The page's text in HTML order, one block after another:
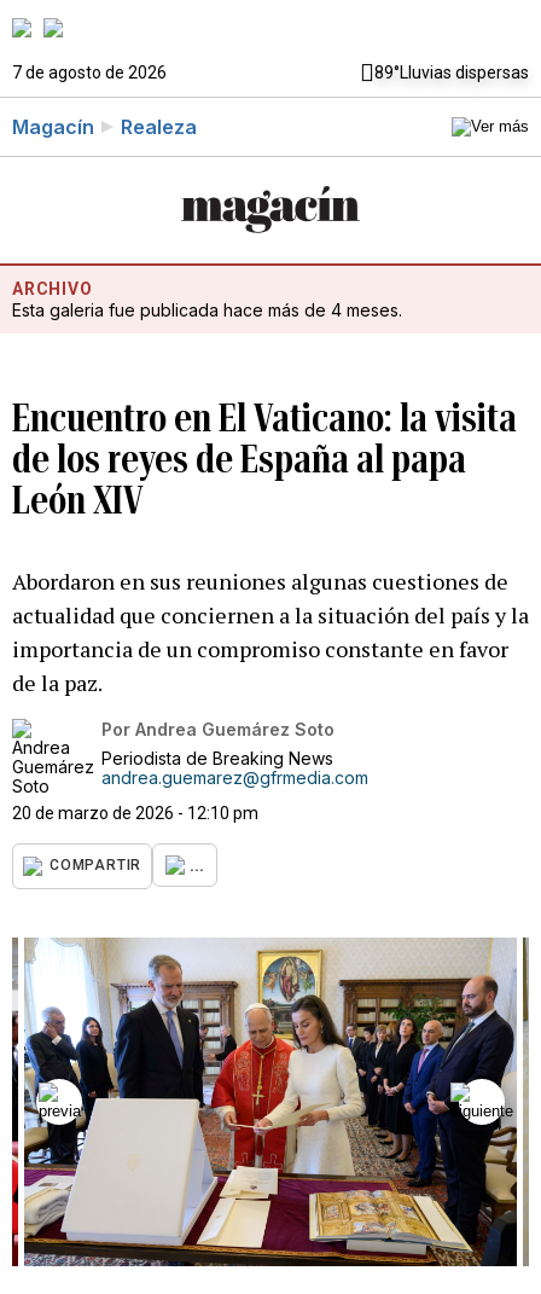
7 de agosto de 2026 89°Lluvias dispersas
Magacín Realeza
ARCHIVO
Esta galeria fue publicada hace más de 4 meses.
Encuentro en El Vaticano: la visita
de los reyes de España al papa
León XIV
Abordaron en sus reuniones algunas cuestiones de
actualidad que conciernen a la situación del país y la
importancia de un compromiso constante en favor
de la paz.
Por Andrea Guemárez Soto
Periodista de Breaking News
andrea.guemarez@gfrmedia.com
20 de marzo de 2026 - 12:10 pm
COMPARTIR ...